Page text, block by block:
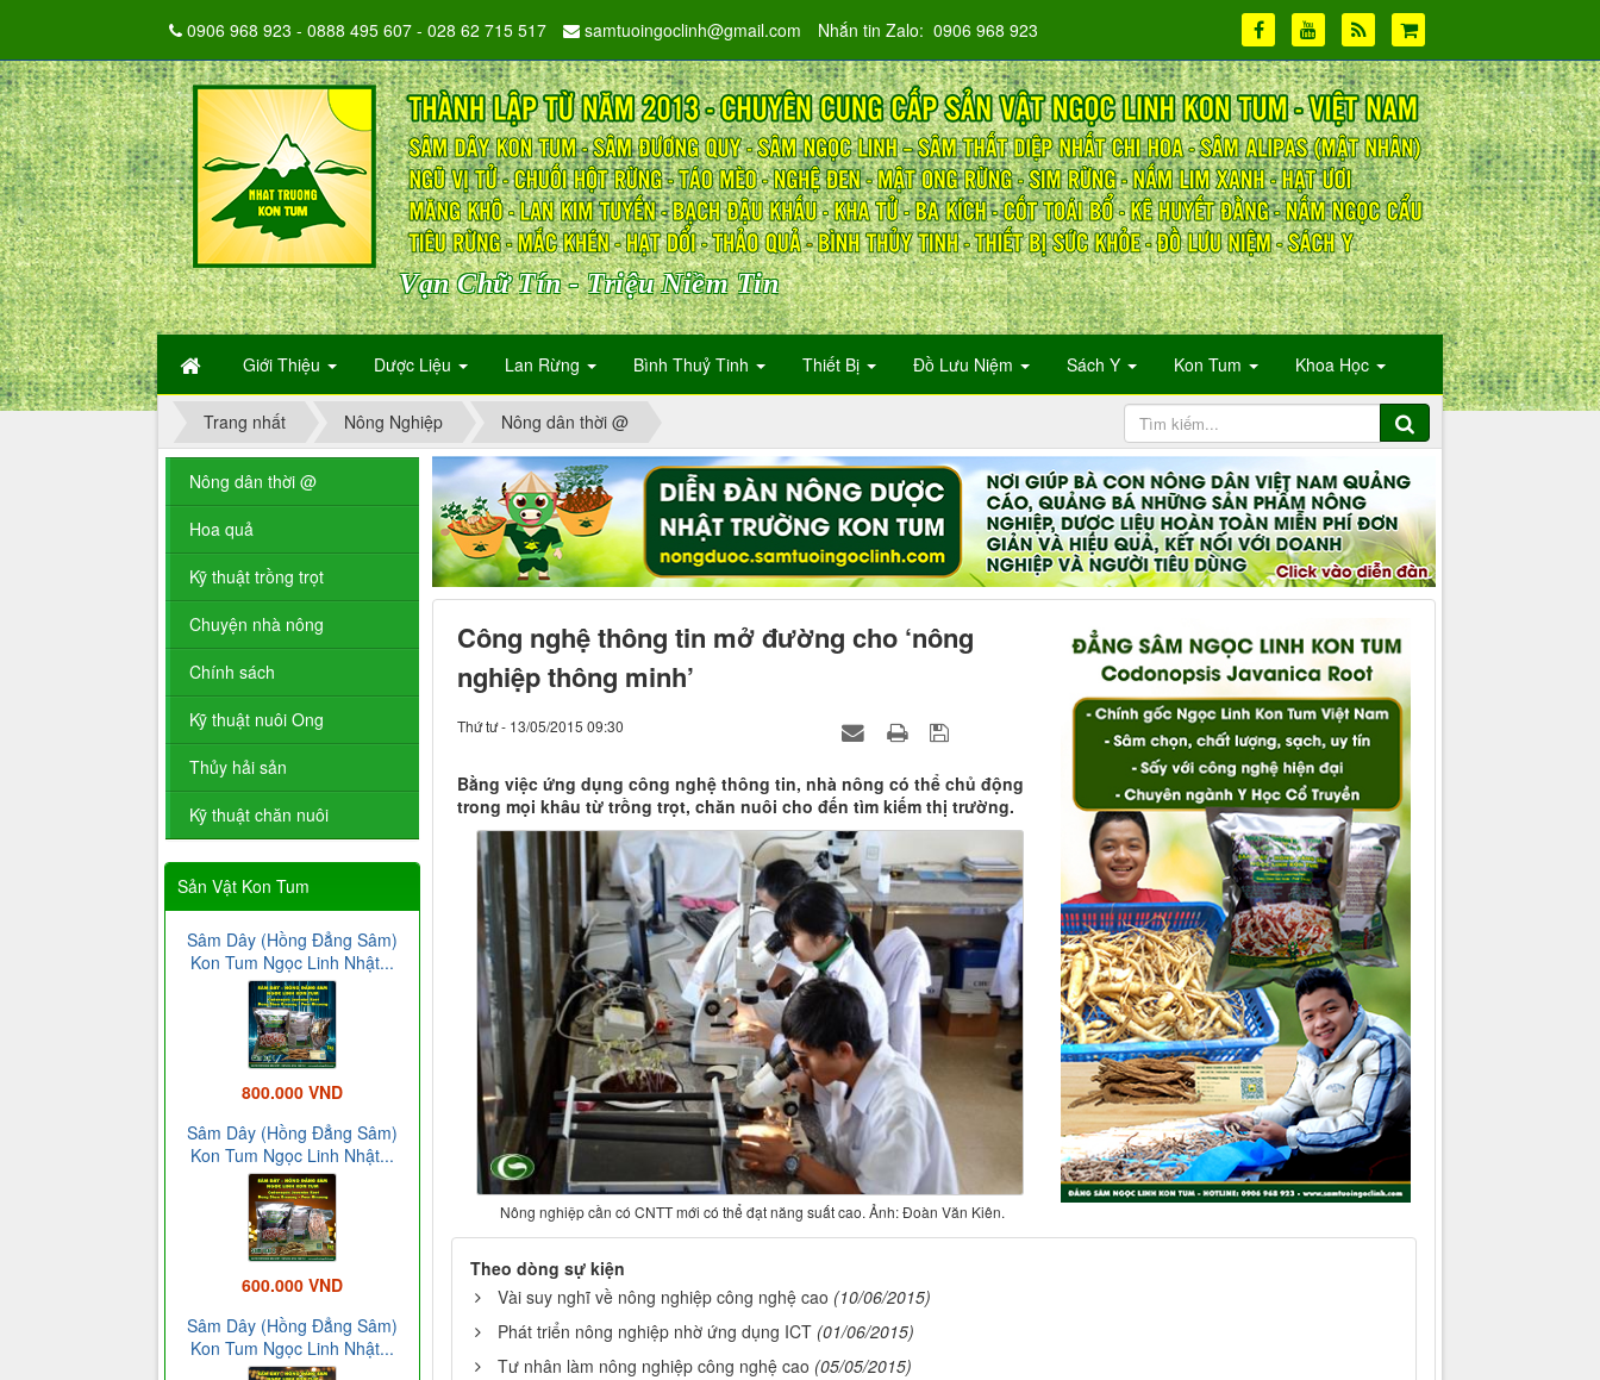
Vạn Chữ Tín - Triệu Niềm Tin
Giới Thiệu Dược Liệu Lan Rừng Bình Thuỷ Tinh Thiết Bị Đồ Lưu Niệm Sách Y Kon Tum Khoa Học
0906 968 923 - 0888 495 607 - 028 62 715 517 samtuoingoclinh@gmail.com Nhắn tin Zalo: 0906 968 923
Trang nhất Nông Nghiệp Nông dân thời @
Công nghệ thông tin mở đường cho ‘nông
nghiệp thông minh’
Thứ tư - 13/05/2015 09:30
Bằng việc ứng dụng công nghệ thông tin, nhà nông có thể chủ động
trong mọi khâu từ trồng trọt, chăn nuôi cho đến tìm kiếm thị trường.
Nông nghiệp cần có CNTT mới có thể đạt năng suất cao. Ảnh: Đoàn Văn Kiên.
Theo dòng sự kiện
Vài suy nghĩ về nông nghiệp công nghệ cao (10/06/2015)
Phát triển nông nghiệp nhờ ứng dụng ICT (01/06/2015)
Tư nhân làm nông nghiệp công nghệ cao (05/05/2015)
Nông dân thời @
Hoa quả
Kỹ thuật trồng trọt
Chuyện nhà nông
Chính sách
Kỹ thuật nuôi Ong
Thủy hải sản
Kỹ thuật chăn nuôi
Sản Vật Kon Tum
Sâm Dây (Hồng Đẳng Sâm)
Kon Tum Ngọc Linh Nhật...
800.000 VND
Sâm Dây (Hồng Đẳng Sâm)
Kon Tum Ngọc Linh Nhật...
600.000 VND
Sâm Dây (Hồng Đẳng Sâm)
Kon Tum Ngọc Linh Nhật...